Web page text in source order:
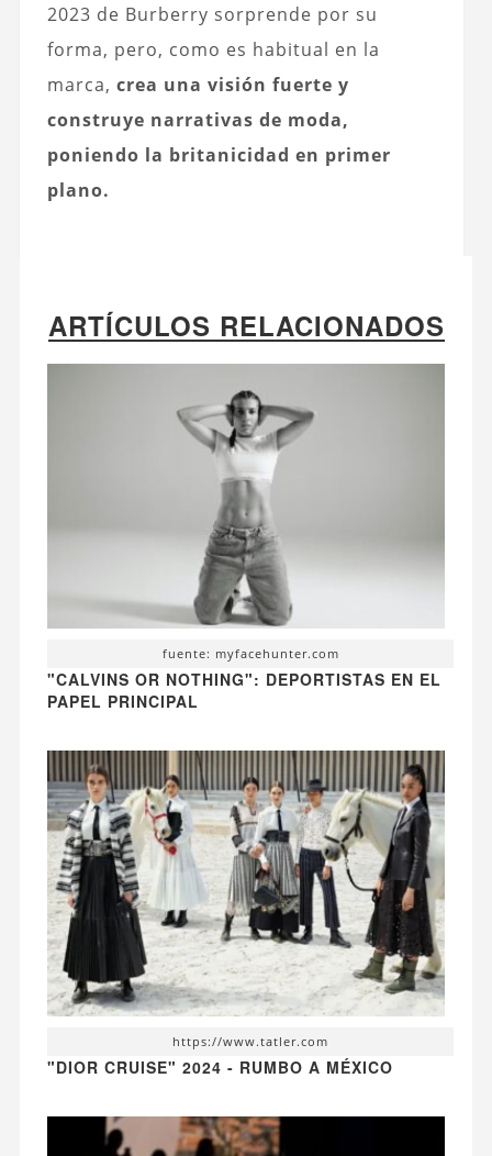
2023 de Burberry sorprende por su
forma, pero, como es habitual en la
marca, crea una visión fuerte y
construye narrativas de moda,
poniendo la britanicidad en primer
plano.
ARTÍCULOS RELACIONADOS
fuente: myfacehunter.com
"CALVINS OR NOTHING": DEPORTISTAS EN EL
PAPEL PRINCIPAL
https://www.tatler.com
"DIOR CRUISE" 2024 - RUMBO A MÉXICO